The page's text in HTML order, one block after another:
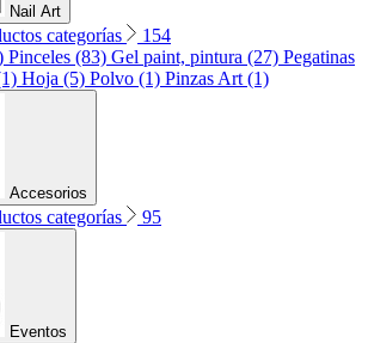
Nail Art
categorías
154
Pinceles (83) Gel paint, pintura (27) Pegatinas
Hoja (5) Polvo (1) Pinzas Art (1)
Accesorios
categorías 95
Eventos